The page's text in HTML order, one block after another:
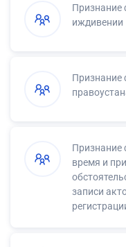
Признание
иждивении
Признание
Признание
время и
записи